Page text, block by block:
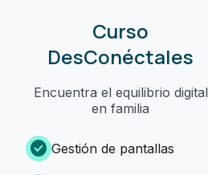
Curso
DesConéctales
Encuentra el equilibrio digital
en familia
check_circle Gestión de pantallas